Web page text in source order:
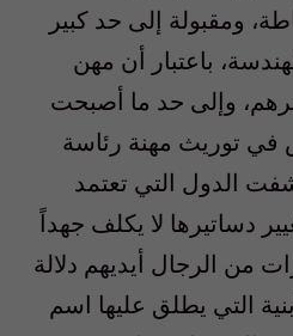
ومقبولة إلى حد كبير
باعتبار أن مهن
وإلى حد ما أصبحت
توريث مهنة رئاسة
الدول التي تعتمد
دساتيرها لا يكلف جهداً
من الرجال أيديهم دلالة
التي يطلق عليها اسم